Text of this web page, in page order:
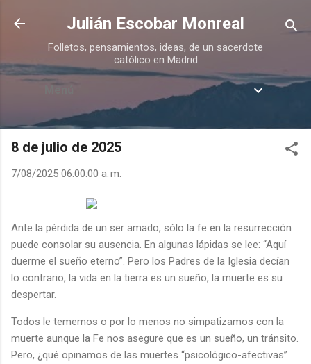
Ir al contenido principal
Julián Escobar Monreal
Folletos, pensamientos, ideas, de un sacerdote
católico en Madrid
Menú
8 de julio de 2025
7/08/2025 06:00:00 a. m.
Ante la pérdida de un ser amado, sólo la fe en la resurrección
puede consolar su ausencia. En algunas lápidas se lee: “Aquí
duerme el sueño eterno”. Pero los Padres de la Iglesia decían
lo contrario, la vida en la tierra es un sueño, la muerte es su
despertar.
Todos le tememos o por lo menos no simpatizamos con la
muerte aunque la Fe nos asegure que es un sueño, un tránsito.
Pero, ¿qué opinamos de las muertes “psicológico-afectivas”